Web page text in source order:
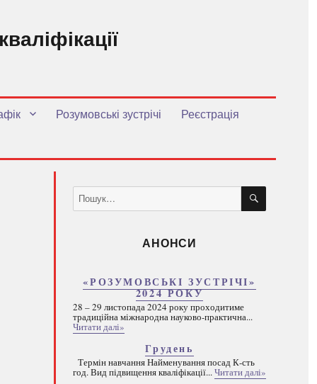
Розумовські зустрічі
Реєстрація
Пошук
за
ШУКАТИ
АНОНСИ
«РОЗУМОВСЬКІ ЗУСТРІЧІ»
2024 РОКУ
28 – 29 листопада 2024 року проходитиме
традиційна міжнародна науково-практична...
Читати далі»
Грудень
Термін навчання Найменування посад К-сть
год. Вид підвищення кваліфікації...Читати далі»